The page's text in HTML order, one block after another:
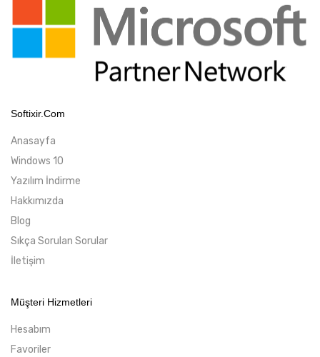
Softixir.com
Anasayfa
Windows 10
Yazılım İndirme
Hakkımızda
Blog
Sıkça Sorulan Sorular
İletişim
Müşteri Hizmetleri
Hesabım
Favoriler